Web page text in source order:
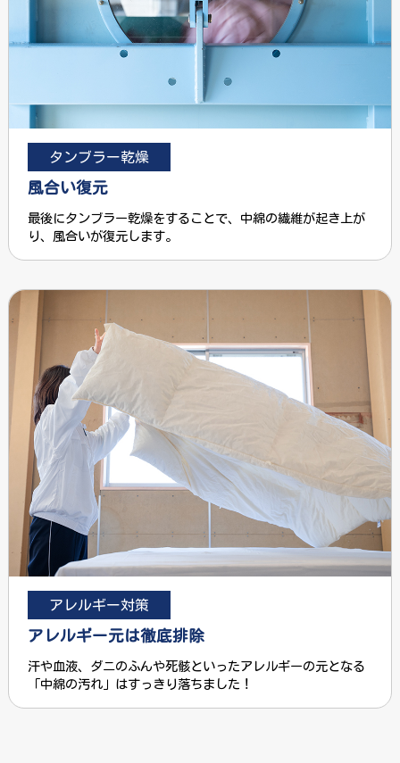
タンブラー乾燥
風合い復元
最後にタンブラー乾燥をすることで、中綿の繊維が起き上が
り、風合いが復元します。
アレルギー対策
アレルギー元は徹底排除
汗や血液、ダニのふんや死骸といったアレルギーの元となる
「中綿の汚れ」はすっきり落ちました！